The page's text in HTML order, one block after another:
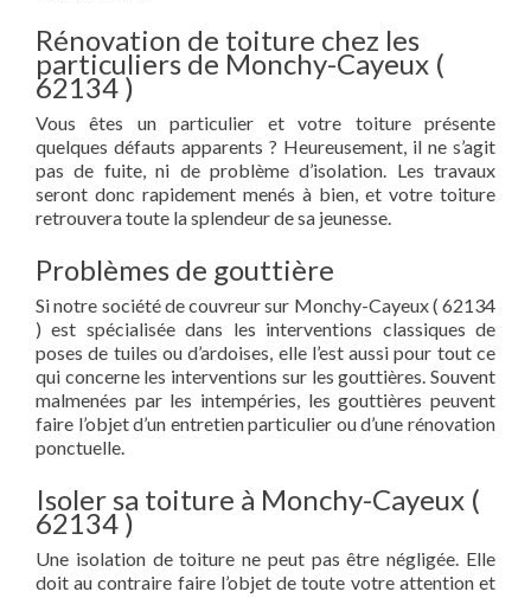
Rénovation de toiture chez les
particuliers de Monchy-Cayeux (
62134 )
Vous êtes un particulier et votre toiture présente
quelques défauts apparents ? Heureusement, il ne s’agit
pas de fuite, ni de problème d’isolation. Les travaux
seront donc rapidement menés à bien, et votre toiture
retrouvera toute la splendeur de sa jeunesse.
Problèmes de gouttière
Si notre société de couvreur sur Monchy-Cayeux ( 62134
) est spécialisée dans les interventions classiques de
poses de tuiles ou d’ardoises, elle l’est aussi pour tout ce
qui concerne les interventions sur les gouttières. Souvent
malmenées par les intempéries, les gouttières peuvent
faire l’objet d’un entretien particulier ou d’une rénovation
ponctuelle.
Isoler sa toiture à Monchy-Cayeux (
62134 )
Une isolation de toiture ne peut pas être négligée. Elle
doit au contraire faire l’objet de toute votre attention et